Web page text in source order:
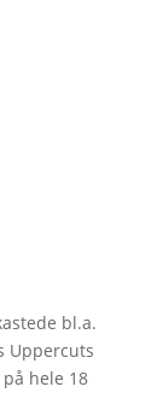
bl.a.
Uppercuts
hele 18